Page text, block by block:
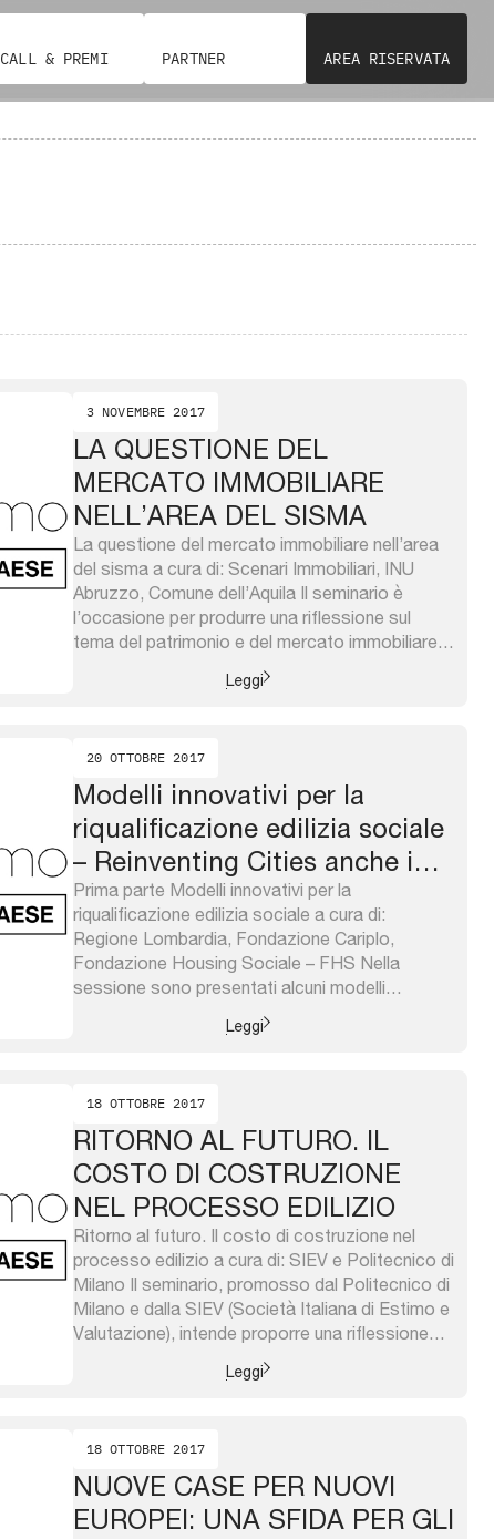
CALL & PREMI PARTNER AREA RISERVATA
3 NOVEMBRE 2017
LA QUESTIONE DEL
MERCATO IMMOBILIARE
NELL’AREA DEL SISMA
La questione del mercato immobiliare nell’area
del sisma a cura di: Scenari Immobiliari, INU
Abruzzo, Comune dell’Aquila Il seminario è
l’occasione per produrre una riflessione sul
tema del patrimonio e del mercato immobiliare
pubblico e privato in ambiti molto sensibili e
particolari come quelli che sono stati interessati
Leggi
20 OTTOBRE 2017
Modelli innovativi per la
riqualificazione edilizia sociale
– Reinventing Cities anche in
Lombardia?
Prima parte Modelli innovativi per la
riqualificazione edilizia sociale a cura di:
Regione Lombardia, Fondazione Cariplo,
Fondazione Housing Sociale – FHS Nella
sessione sono presentati alcuni modelli
(tecnologici e di processo) innovativi nel campo
dell’edilizia abitativa pubblica e privata capaci di
e la ...
Leggi
18 OTTOBRE 2017
RITORNO AL FUTURO. IL
COSTO DI COSTRUZIONE
NEL PROCESSO EDILIZIO
Ritorno al futuro. Il costo di costruzione nel
processo edilizio a cura di: SIEV e Politecnico di
Milano Il seminario, promosso dal Politecnico di
Milano e dalla SIEV (Società Italiana di Estimo e
Valutazione), intende proporre una riflessione
sulle problematiche riferite alla stima e al
controllo dei costi di costruzione nel processo
Leggi
18 OTTOBRE 2017
NUOVE CASE PER NUOVI
EUROPEI: UNA SFIDA PER GLI